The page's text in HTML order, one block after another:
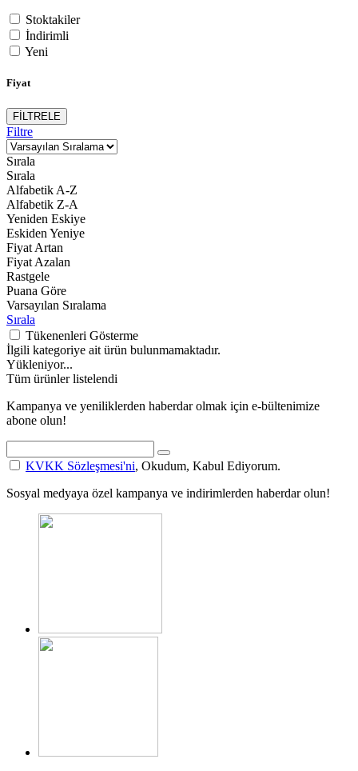
Stoktakiler
İndirimli
Yeni
Fiyat
FİLTRELE
Filtre
Sırala
Sırala
Alfabetik A-Z
Alfabetik Z-A
Yeniden Eskiye
Eskiden Yeniye
Fiyat Artan
Fiyat Azalan
Rastgele
Puana Göre
Varsayılan Sıralama
Sırala
Tükenenleri Gösterme
İlgili kategoriye ait ürün bulunmamaktadır.
Yükleniyor...
Tüm ürünler listelendi
Kampanya ve yeniliklerden haberdar olmak için e-bültenimize
abone olun!
KVKK Sözleşmesi'ni, Okudum, Kabul Ediyorum.
Sosyal medyaya özel kampanya ve indirimlerden haberdar olun!